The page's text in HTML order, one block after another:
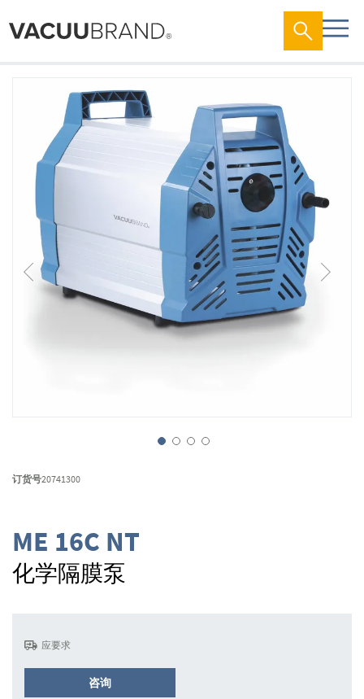
转
库
开
头
ME 16C NT
化学隔膜泵
订货号20741300
应要求
咨询